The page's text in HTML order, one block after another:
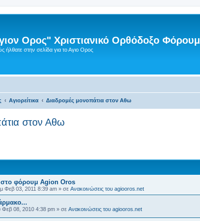
Ορος" Χριστιανικό Ορθόδοξο Φόρουμ
ήλθατε στην σελίδα για το Αγιο Ορος
Αγιορείτικα Διαδρομές μονοπάτια στον Αθω
στον Αθω
φόρουμ Agion Oros
Φεβ 03, 2011 8:39 am » σε Ανακοινώσεις του agiooros.net
Φεβ 08, 2010 4:38 pm » σε Ανακοινώσεις του agiooros.net